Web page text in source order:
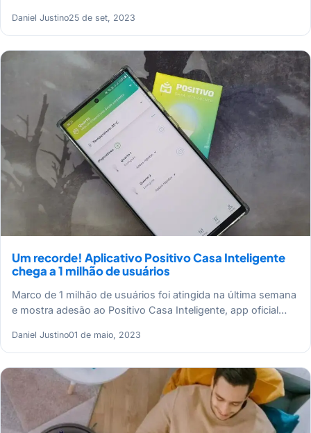
Daniel Justino25 de set, 2023
Um recorde! Aplicativo Positivo Casa Inteligente
chega a 1 milhão de usuários
Marco de 1 milhão de usuários foi atingida na última semana
e mostra adesão ao Positivo Casa Inteligente, app oficial…
Daniel Justino01 de maio, 2023